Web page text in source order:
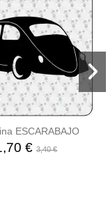
ESCARABAJO
€3,40 €